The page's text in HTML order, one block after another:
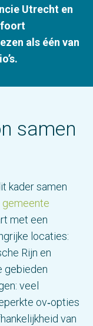
Utrecht en
als één van
samen
kader samen
gemeente
met een
locaties:
Rijn en
gebieden
veel
ov‑opties
van